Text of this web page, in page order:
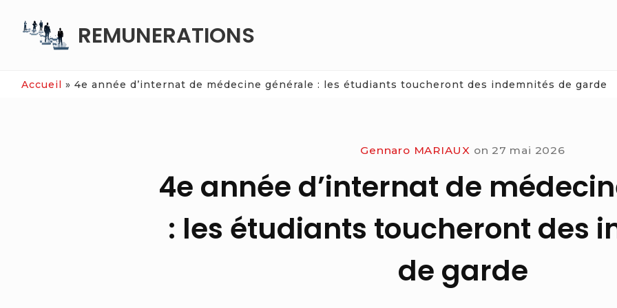
REMUNERATIONS
Accueil » 4e année d’internat de médecine générale : les étudiants toucheront des indemnités de garde
Gennaro MARIAUX on 27 mai 2026
4e année d’internat de
: les étudiants toucheront des
de garde